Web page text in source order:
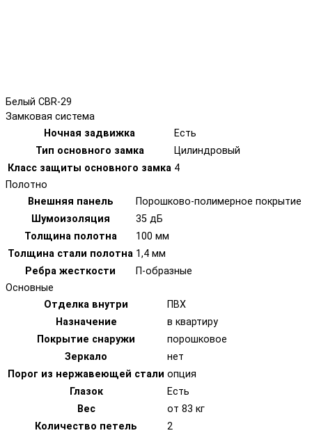
Белый CBR-29
Замковая система
Ночная задвижка
Есть
Тип основного замка
Цилиндровый
Класс защиты основного замка 4
Полотно
Внешняя панель
Порошково-полимерное покрытие
Шумоизоляция
35 дБ
Толщина полотна
100 мм
Толщина стали полотна 1,4 мм
Ребра жесткости
П-образные
Основные
Отделка внутри
ПВХ
Назначение
в квартиру
Покрытие снаружи
порошковое
Зеркало
нет
Порог из нержавеющей стали опция
Глазок
Есть
Вес
от 83 кг
Количество петель
2